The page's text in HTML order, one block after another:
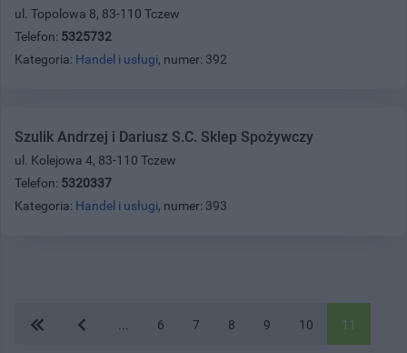
ul. Topolowa 8, 83-110 Tczew
Telefon: 5325732
Kategoria: Handel i usługi, numer: 392
Szulik Andrzej i Dariusz S.C. Sklep Spożywczy
ul. Kolejowa 4, 83-110 Tczew
Telefon: 5320337
Kategoria: Handel i usługi, numer: 393
6 7 8 9 10 11